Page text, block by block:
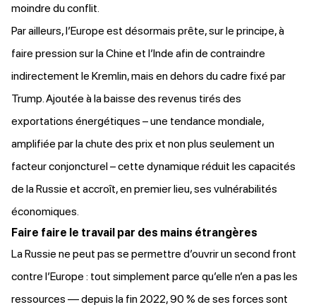
moindre du conflit.
Par ailleurs, l’Europe est désormais prête, sur le principe, à
faire pression sur la Chine et l’Inde afin de contraindre
indirectement le Kremlin, mais en dehors du cadre fixé par
Trump. Ajoutée à la baisse des revenus tirés des
exportations énergétiques – une tendance mondiale,
amplifiée par la chute des prix et non plus seulement un
facteur conjoncturel – cette dynamique réduit les capacités
de la Russie et accroît, en premier lieu, ses vulnérabilités
économiques.
Faire faire le travail par des mains étrangères
La Russie ne peut pas se permettre d’ouvrir un second front
contre l’Europe : tout simplement parce qu’elle n’en a pas les
ressources — depuis la fin 2022, 90 % de ses forces sont